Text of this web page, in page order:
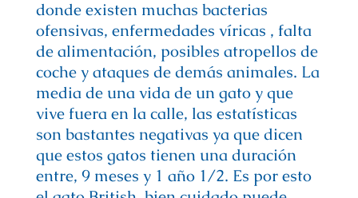
donde existen muchas bacterias
ofensivas, enfermedades víricas , falta
de alimentación, posibles atropellos de
coche y ataques de demás animales. La
media de una vida de un gato y que
vive fuera en la calle, las estatísticas
son bastantes negativas ya que dicen
que estos gatos tienen una duración
entre, 9 meses y 1 año 1/2. Es por esto